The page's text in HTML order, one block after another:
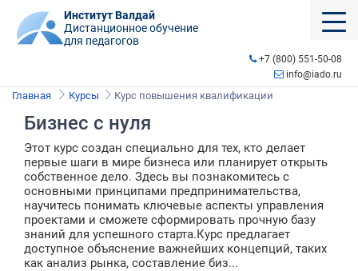
Институт Валдай
Дистанционное обучение
для педагогов
+7 (800) 551-50-08
info@iado.ru
Главная Курсы Курс повышения квалификации
Бизнес с нуля
Этот курс создан специально для тех, кто делает
первые шаги в мире бизнеса или планирует открыть
собственное дело. Здесь вы познакомитесь с
основными принципами предпринимательства,
научитесь понимать ключевые аспекты управления
проектами и сможете сформировать прочную базу
знаний для успешного старта.Курс предлагает
доступное объяснение важнейших концепций, таких
как анализ рынка, составление биз...